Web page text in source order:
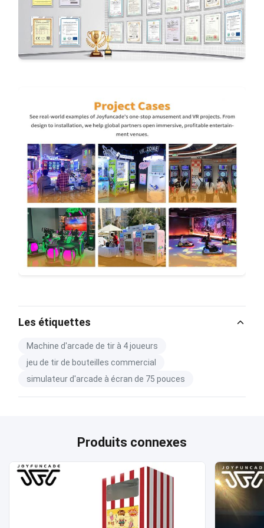
Les étiquettes
Machine d'arcade de tir à 4 joueurs
jeu de tir de bouteilles commercial
simulateur d'arcade à écran de 75 pouces
Produits connexes